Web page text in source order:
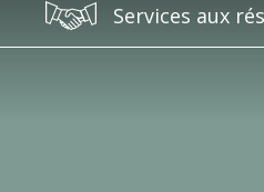
Services aux